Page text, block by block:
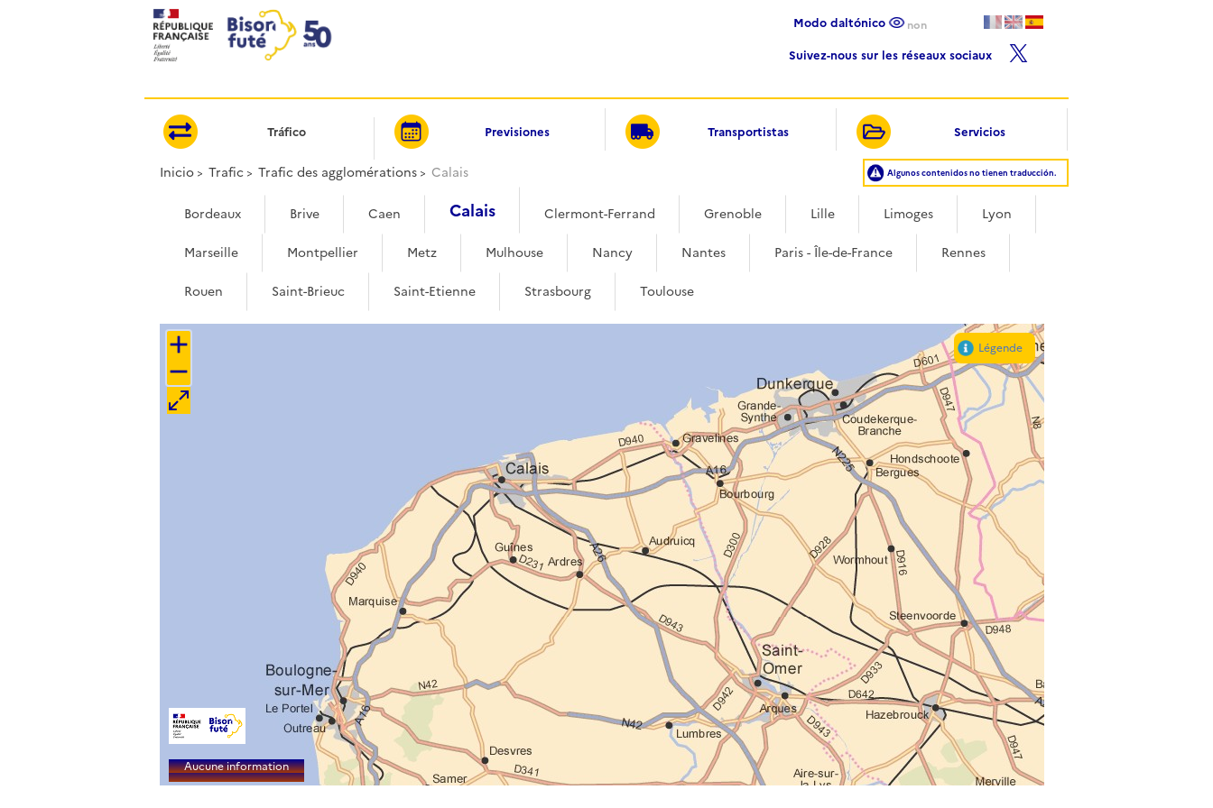
Modo daltónico non
Suivez-nous sur les réseaux sociaux
Tráfico Previsiones Transportistas Servicios
Algunos contenidos no tienen traducción.
Inicio Trafic Trafic des agglomérations Calais
Bordeaux Brive Caen Calais Clermont-Ferrand Grenoble Lille Limoges Lyon
Marseille Montpellier Metz Mulhouse Nancy Nantes Paris - Île-de-France Rennes
Rouen Saint-Brieuc Saint-Etienne Strasbourg Toulouse
+
−
Légende
Aucune information